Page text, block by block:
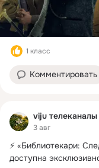
1 класс
Комментировать
viju
3 авг
⚡ «Библиотекари:
доступна